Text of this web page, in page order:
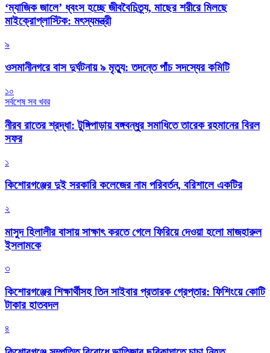
‘ম্যাজিক জালে’ ধ্বংস হচ্ছে জীববৈচিত্র্য, মাছের শরীরে মিলছে
মাইক্রোপ্লাস্টিক: মৎস্যমন্ত্রী
৯
ওসমানীনগরে বাস দুর্ঘটনায় ৯ মৃত্যু: তদন্তে পাঁচ সদস্যের কমিটি
১০
সর্বশেষ সব খবর
নীরব রাতের শ্রদ্ধা: টুঙ্গিপাড়ায় বঙ্গবন্ধুর সমাধিতে তারেক রহমানের বিরল
সফর
১
কিশোরগঞ্জের দুই সরকারি কলেজের নাম পরিবর্তন, বরিশালে একটির
২
মাসুদ হিলালীর বাসায় সাক্ষাৎ করতে গেলে ফিরিয়ে দেওয়া হলো মাজহারুল
ইসলামকে
৩
কিশোরগঞ্জের শিক্ষার্থীসহ তিন সাইবার প্রতারক গ্রেপ্তার: ফিশিংয়ে কোটি
টাকার হাতবদল
৪